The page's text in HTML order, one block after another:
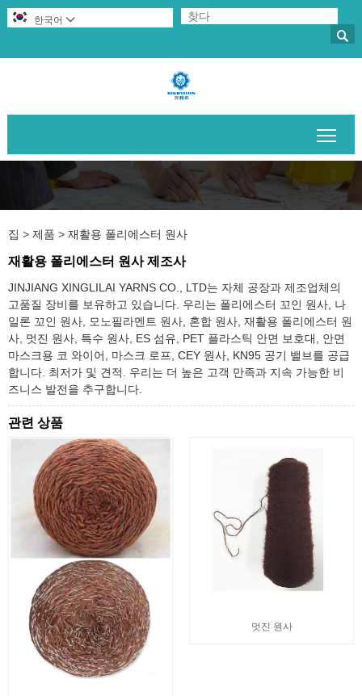

한국어 
집 > 제품 > 재활용 폴리에스터 원사
재활용 폴리에스터 원사 제조사
JINJIANG XINGLILAI YARNS CO., LTD는 자체 공장과 제조업체의
고품질 장비를 보유하고 있습니다. 우리는 폴리에스터 꼬인 원사, 나
일론 꼬인 원사, 모노필라멘트 원사, 혼합 원사, 재활용 폴리에스터 원
사, 멋진 원사, 특수 원사, ES 섬유, PET 플라스틱 안면 보호대, 안면
마스크용 코 와이어, 마스크 로프, CEY 원사, KN95 공기 밸브를 공급
합니다. 최저가 및 견적. 우리는 더 높은 고객 만족과 지속 가능한 비
즈니스 발전을 추구합니다.
관련 상품
멋진 원사